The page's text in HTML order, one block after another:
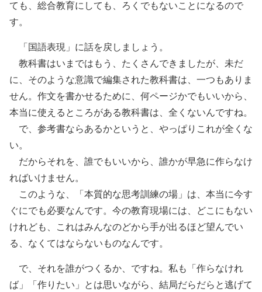
ても、総合教育にしても、ろくでもないことになるので
す。
「国語表現」に話を戻しましょう。
教科書はいまではもう、たくさんできましたが、未だ
に、そのような意識で編集された教科書は、一つもありま
せん。作文を書かせるために、何ページかでもいいから、
本当に使えるところがある教科書は、全くないんですね。
で、参考書ならあるかというと、やっぱりこれが全くな
い。
だからそれを、誰でもいいから、誰かが早急に作らなけ
ればいけません。
このような、「本質的な思考訓練の場」は、本当に今す
ぐにでも必要なんです。今の教育現場には、どこにもない
けれども、これはみんなのどから手が出るほど望んでい
る、なくてはならないものなんです。
で、それを誰がつくるか、ですね。私も「作らなけれ
ば」「作りたい」とは思いながら、結局だらだらと逃げて